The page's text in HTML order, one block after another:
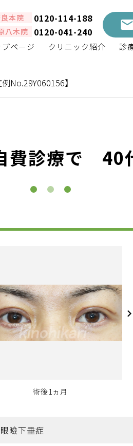
本院 0120-114-188
八木院 0120-041-240
プページ クリニック紹介 診
No.29Y060156】
費診療で 40
術後1ヵ月
瞼下垂症